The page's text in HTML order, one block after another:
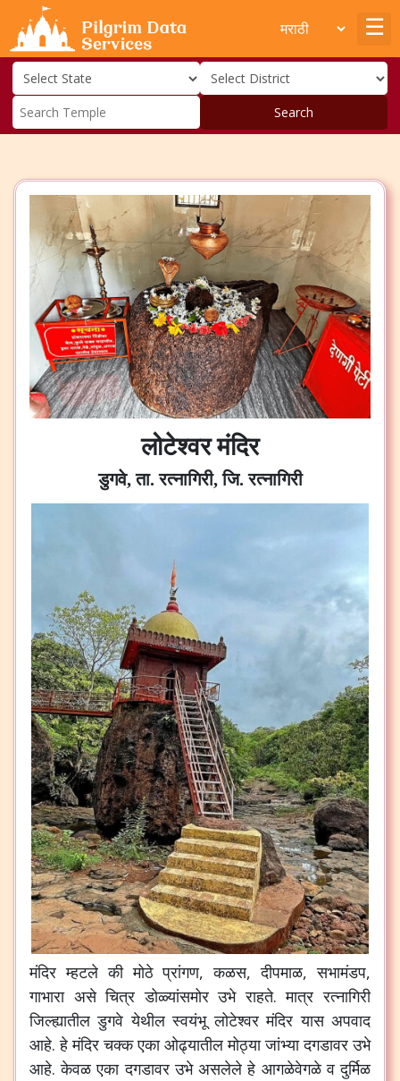
Search
लोटेश्वर मंदिर
डुगवे, ता. रत्नागिरी, जि. रत्नागिरी
मंदिर म्हटले की मोठे प्रांगण,कळस,दीपमाळ,सभामंडप,
गाभारा असे चित्र डोळ्यांसमोर उभे राहते.मात्र रत्नागिरी
जिल्ह्यातील डुगवे येथील स्वयंभू लोटेश्वर मंदिर यास अपवाद
आहे.हे मंदिर चक्क एका ओढ्यातील मोठ्या जांभ्या दगडावर उभे
आहे.केवळ एका दगडावर उभे असलेले हे आगळेवेगळे व दुर्मिळ